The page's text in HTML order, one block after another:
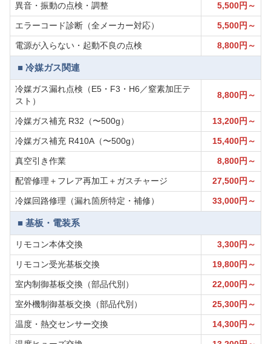
異音・振動の点検・調整 5,500円～
エラーコード診断（全メーカー対応） 5,500円～
電源が入らない・起動不良の点検 8,800円～
■ 冷媒ガス関連
冷媒ガス漏れ点検（E5・F3・H6／窒素加圧テ
スト）
8,800円～
冷媒ガス補充 R32（〜500g） 13,200円～
冷媒ガス補充 R410A（〜500g） 15,400円～
真空引き作業 8,800円～
配管修理＋フレア再加工＋ガスチャージ 27,500円～
冷媒回路修理（漏れ箇所特定・補修） 33,000円～
■ 基板・電装系
リモコン本体交換 3,300円～
リモコン受光基板交換 19,800円～
室内制御基板交換（部品代別） 22,000円～
室外機制御基板交換（部品代別） 25,300円～
温度・熱交センサー交換 14,300円～